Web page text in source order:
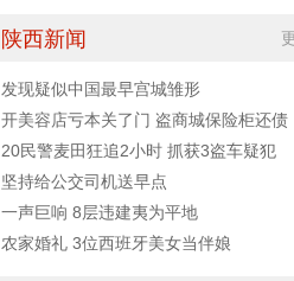
陕西新闻
发现疑似中国最早宫城雏形
开美容店亏本关了门 盗商城保险柜还债
20民警麦田狂追2小时 抓获3盗车疑犯
坚持给公交司机送早点
一声巨响 8层违建夷为平地
农家婚礼 3位西班牙美女当伴娘